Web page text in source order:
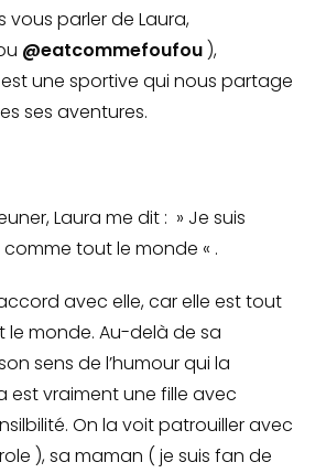
vous parler de Laura,
@eatcommefoufou ),
est une sportive qui nous partage
ses aventures.
Laura me dit : » Je suis
tout le monde « .
avec elle, car elle est tout
monde. Au-delà de sa
sens de l’humour qui la
est vraiment une fille avec
On la voit patrouiller avec
), sa maman ( je suis fan de